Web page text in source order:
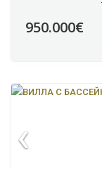
950.000€